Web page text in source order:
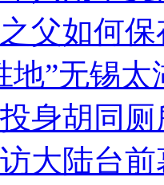
父如何
地”无锡
身胡同
大陆台